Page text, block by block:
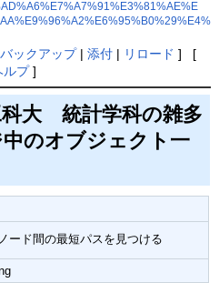
バックアップ| 添付| リロード ] [
ルプ]
大 統計学科の雑多
のオブジェクト一
ード間の最短パスを見つける